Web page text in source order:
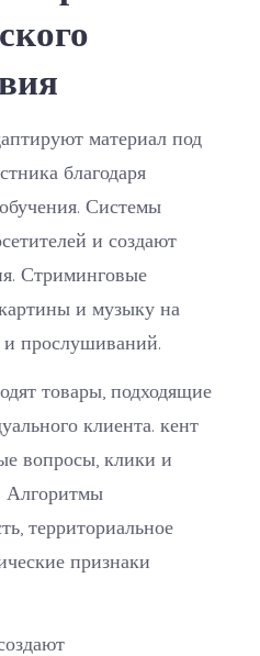
материал под
благодаря
Системы
и создают
Стриминговые
и музыку на
и прослушиваний.
товары, подходящие
клиента. кент
вопросы, клики и
Алгоритмы
территориальное
признаки